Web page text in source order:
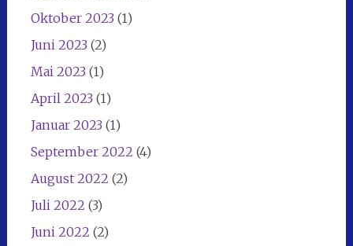
Oktober 2023 (1)
Juni 2023 (2)
Mai 2023 (1)
April 2023 (1)
Januar 2023 (1)
September 2022 (4)
August 2022 (2)
Juli 2022 (3)
Juni 2022 (2)